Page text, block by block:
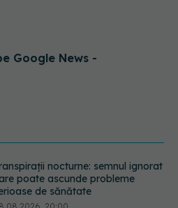
Google News -
poți mânca și ce trebuie să eviți
ai gastrită: exemplu de meniu
reduce inflamația stomacului